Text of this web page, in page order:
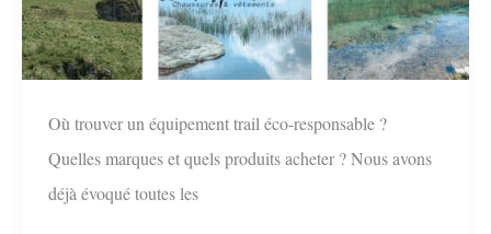
Où trouver un équipement trail éco-responsable ?
Quelles marques et quels produits acheter ? Nous avons
déjà évoqué toutes les